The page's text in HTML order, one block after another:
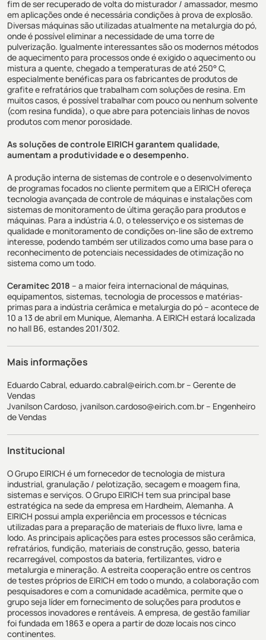
fim de ser recuperado de volta do misturador / amassador, mesmo
em aplicações onde é necessária condições à prova de explosão.
Diversas máquinas são utilizadas atualmente na metalurgia do pó,
onde é possível eliminar a necessidade de uma torre de
pulverização. Igualmente interessantes são os modernos métodos
de aquecimento para processos onde é exigido o aquecimento ou
mistura a quente, chegado a temperaturas de até 250° C,
especialmente benéficas para os fabricantes de produtos de
grafite e refratários que trabalham com soluções de resina. Em
muitos casos, é possível trabalhar com pouco ou nenhum solvente
(com resina fundida), o que abre para potenciais linhas de novos
produtos com menor porosidade.
As soluções de controle EIRICH garantem qualidade,
aumentam a produtividade e o desempenho.
A produção interna de sistemas de controle e o desenvolvimento
de programas focados no cliente permitem que a EIRICH ofereça
tecnologia avançada de controle de máquinas e instalações com
sistemas de monitoramento de última geração para produtos e
máquinas. Para a indústria 4.0, o telesserviço e os sistemas de
qualidade e monitoramento de condições on-line são de extremo
interesse, podendo também ser utilizados como uma base para o
reconhecimento de potenciais necessidades de otimização no
sistema como um todo.
Ceramitec 2018 – a maior feira internacional de máquinas,
equipamentos, sistemas, tecnologia de processos e matérias-
primas para a indústria cerâmica e metalurgia do pó – acontece de
10 a 13 de abril em Munique, Alemanha. A EIRICH estará localizada
no hall B6, estandes 201/302.
Mais informações
Eduardo Cabral, eduardo.cabral@eirich.com.br– Gerente de
Vendas
Jvanilson Cardoso, jvanilson.cardoso@eirich.com.br– Engenheiro
de Vendas
Institucional
O Grupo EIRICH é um fornecedor de tecnologia de mistura
industrial, granulação / pelotização, secagem e moagem fina,
sistemas e serviços. O Grupo EIRICH tem sua principal base
estratégica na sede da empresa em Hardheim, Alemanha. A
EIRICH possui ampla experiência em processos e técnicas
utilizadas para a preparação de materiais de fluxo livre, lama e
lodo. As principais aplicações para estes processos são cerâmica,
refratários, fundição, materiais de construção, gesso, bateria
recarregável, compostos da bateria, fertilizantes, vidro e
metalurgia e mineração. A estreita cooperação entre os centros
de testes próprios de EIRICH em todo o mundo, a colaboração com
pesquisadores e com a comunidade acadêmica, permite que o
grupo seja líder em fornecimento de soluções para produtos e
processos inovadores e rentáveis. A empresa, de gestão familiar
foi fundada em 1863 e opera a partir de doze locais nos cinco
continentes.